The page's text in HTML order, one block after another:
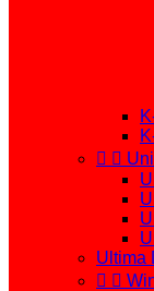
 
Ultima
 